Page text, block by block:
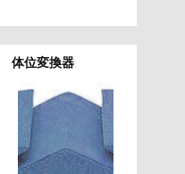
体位変換器